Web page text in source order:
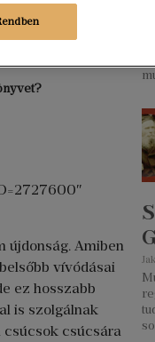
az emberi
újdonság. Amiben
vívódásai
ez hosszabb
is szolgálnak
csúcsok csúcsára